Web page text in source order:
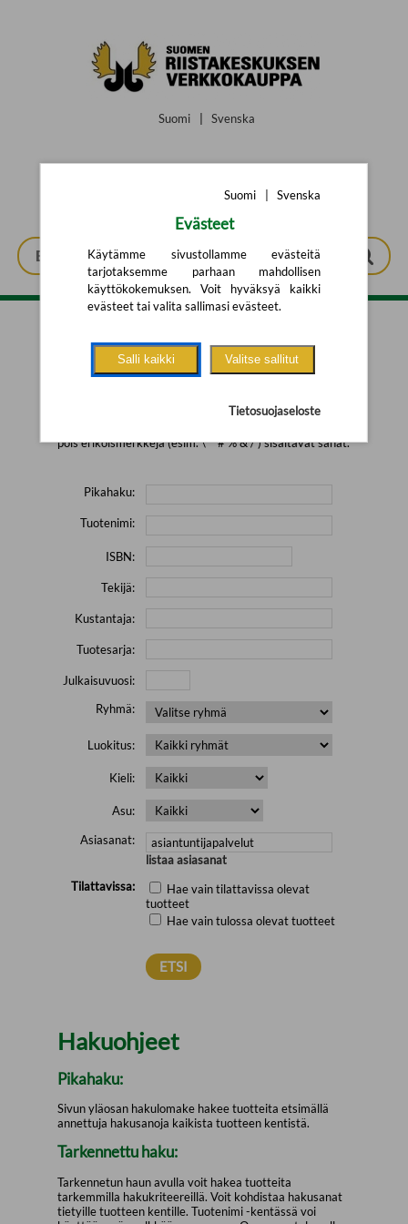
Suomi Svenska
Tarkennettu haku
pois erikoismerkkejä (esim. \' " # % & / ) sisältävät sanat.
Pikahaku:
Tuotenimi:
ISBN:
Tekijä:
Kustantaja:
Tuotesarja:
Julkaisuvuosi:
Ryhmä:
Luokitus:
Kieli:
Asu:
Asiasanat:
listaa asiasanat
Tilattavissa:
Hae vain tilattavissa olevat
tuotteet
Hae vain tulossa olevat tuotteet
Hakuohjeet
Pikahaku:
Sivun yläosan hakulomake hakee tuotteita etsimällä
annettuja hakusanoja kaikista tuotteen kentistä.
Tarkennettu haku:
Tarkennetun haun avulla voit hakea tuotteita
tarkemmilla hakukriteereillä. Voit kohdistaa hakusanat
tietyille tuotteen kentille. Tuotenimi -kentässä voi
Suomi Svenska
Evästeet
Käytämme sivustollamme evästeitä
tarjotaksemme parhaan mahdollisen
käyttökokemuksen. Voit hyväksyä kaikki
evästeet tai valita sallimasi evästeet.
Salli kaikki Valitse sallitut
Tietosuojaseloste